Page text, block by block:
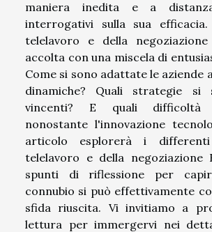
maniera inedita e a
interrogativi sulla sua
telelavoro e della
accolta con una miscela di
Come si sono adattate le aziende
dinamiche? Quali strategie si
vincenti? E quali difficoltà
nonostante l'innovazione
articolo esplorerà i
telelavoro e della negoziazione
spunti di riflessione per
connubio si può effettivamente
sfida riuscita. Vi invitiamo a
lettura per immergervi nei